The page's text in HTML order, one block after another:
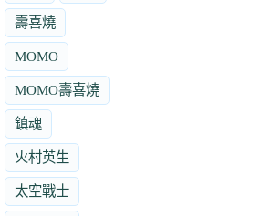
壽喜燒
MOMO
MOMO壽喜燒
鎮魂
火村英生
太空戰士